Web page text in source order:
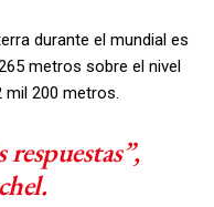
durante el mundial es
metros sobre el nivel
mil 200 metros.